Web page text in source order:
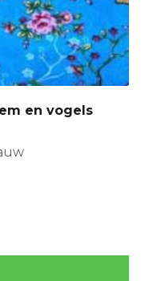
en vogels